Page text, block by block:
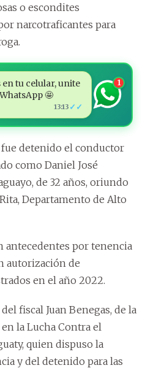
o escondites
narcotraficantes para
tu celular, unite
🤩
13:13 ✓✓
1
detenido el conductor
como Daniel José
de 32 años, oriundo
Departamento de Alto
antecedentes por tenencia
autorización de
en el año 2022.
fiscal Juan Benegas, de la
la Lucha Contra el
quien dispuso la
y del detenido para las